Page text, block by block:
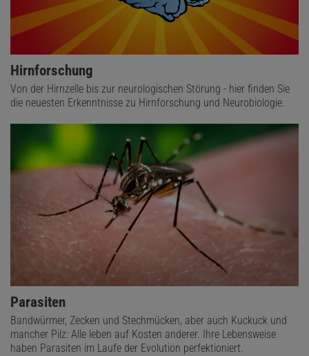
Hirnforschung
Von der Hirnzelle bis zur neurologischen Störung - hier finden Sie
die neuesten Erkenntnisse zu Hirnforschung und Neurobiologie.
Parasiten
Bandwürmer, Zecken und Stechmücken, aber auch Kuckuck und
mancher Pilz: Alle leben auf Kosten anderer. Ihre Lebensweise
haben Parasiten im Laufe der Evolution perfektioniert.